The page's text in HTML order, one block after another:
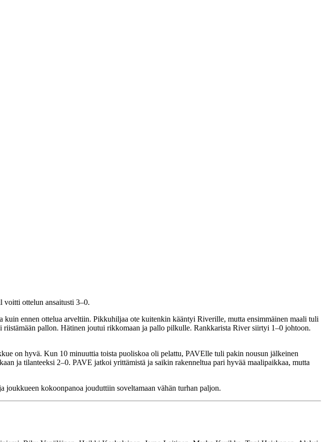
voitti ottelun ansaitusti 3–0.
ennen ottelua arveltiin. Pikkuhiljaa ote kuitenkin kääntyi Riverille, mutta ensimmäinen maali tuli
pallon. Hätinen joutui rikkomaan ja pallo pilkulle. Rankkarista River siirtyi 1–0 johtoon.
on hyvä. Kun 10 minuuttia toista puoliskoa oli pelattu, PAVElle tuli pakin nousun jälkeinen
ja tilanteeksi 2–0. PAVE jatkoi yrittämistä ja saikin rakenneltua pari hyvää maalipaikkaa, mutta
joukkueen kokoonpanoa jouduttiin soveltamaan vähän turhan paljon.